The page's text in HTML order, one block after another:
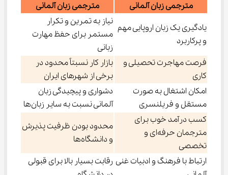
مترجمی زبان آلمانی
مترجمی زبان آلمانی
یادگیری یک زبان اروپایی مهم
و پرکاربرد
نیاز به تمرین و تکرار
مستمر برای حفظ مهارت
زبانی
فرصت مهاجرت تحصیلی و
کاری
بازار کار نسبتاً محدود در
برخی از شهرهای ایران
امکان اشتغال به صورت
مستقل و فریلنسری
دشواری و پیچیدگی زبان
آلمانی نسبت به سایر زبان‌ها
کسب درآمد خوب برای
مترجمان حرفه‌ای و
تخصصی
محدود بودن ظرفیت پذیرش
و دانشگاه‌ها
ارتباط با فرهنگ و ادبیات غنی رقابت بسیار بالا برای قبولی